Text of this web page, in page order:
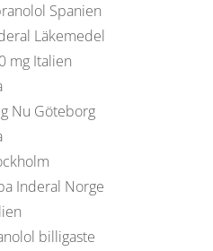
Spanien
Läkemedel
mg Italien
Nu Göteborg
Inderal Norge
billigaste